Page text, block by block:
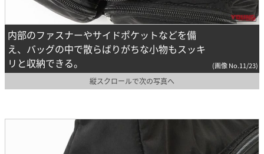
内部のファスナーやサイドポケットなどを備
え、バッグの中で散らばりがちな小物もスッキ
リと収納できる。
(画像 No.11/23)
縦スクロールで次の写真へ